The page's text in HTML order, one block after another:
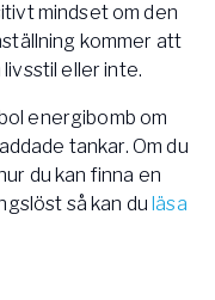
mindset om den
kommer att
eller inte.
energibomb om
tankar. Om du
du kan finna en
så kan du läsa